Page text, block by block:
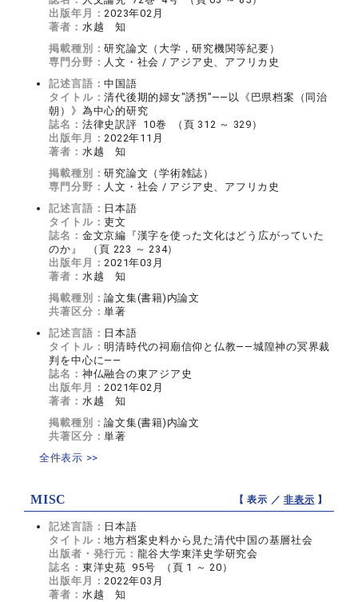
出版年月：2023年02月
著者： 水越 知
掲載種別：研究論文（大学，研究機関等紀要）
専門分野： 人文・社会 / アジア史、アフリカ史
記述言語：中国語
タイトル：清代後期的婦女"誘拐”――以《巴県档案（同治
朝）》為中心的研究
誌名： 法律史訳評 10巻 （頁 312 ～ 329）
出版年月：2022年11月
著者： 水越 知
掲載種別：研究論文（学術雑誌）
専門分野： 人文・社会 / アジア史、アフリカ史
記述言語： 日本語
タイトル：吏文
誌名： 金文京編『漢字を使った文化はどう広がっていた
のか』 （頁 223 ～ 234）
出版年月：2021年03月
著者： 水越 知
掲載種別：論文集(書籍)内論文
共著区分：単著
記述言語： 日本語
タイトル：明清時代の祠廟信仰と仏教――城隍神の冥界裁
判を中心に――
誌名： 神仏融合の東アジア史
出版年月：2021年02月
著者： 水越 知
掲載種別：論文集(書籍)内論文
共著区分：単著
全件表示 >>
MISC 【 表示 ／非表示 】
記述言語： 日本語
タイトル：地方档案史料から見た清代中国の基層社会
出版者・発行元： 龍谷大学東洋史学研究会
誌名： 東洋史苑 95号 （頁 1 ～ 20）
出版年月：2022年03月
著者： 水越 知